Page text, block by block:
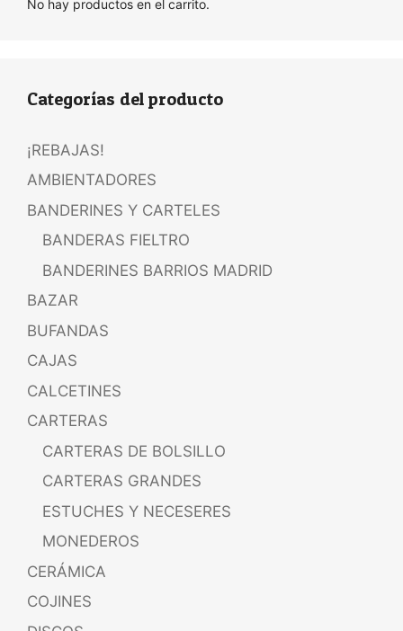
No hay productos en el carrito.
Categorías del producto
¡REBAJAS!
AMBIENTADORES
BANDERINES Y CARTELES
BANDERAS FIELTRO
BANDERINES BARRIOS MADRID
BAZAR
BUFANDAS
CAJAS
CALCETINES
CARTERAS
CARTERAS DE BOLSILLO
CARTERAS GRANDES
ESTUCHES Y NECESERES
MONEDEROS
CERÁMICA
COJINES